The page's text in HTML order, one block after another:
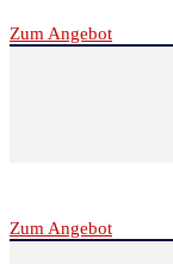
Zum Angebot
Zum Angebot